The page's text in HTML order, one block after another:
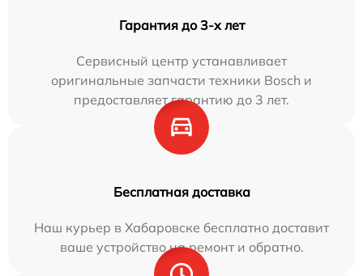
Гарантия до 3-х лет
Сервисный центр устанавливает
оригинальные запчасти техники Bosch и
предоставляет гарантию до 3 лет.
Бесплатная доставка
Наш курьер в Хабаровске бесплатно доставит
ваше устройство на ремонт и обратно.